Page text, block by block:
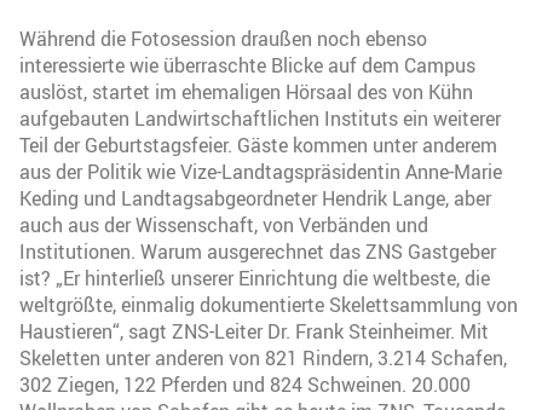
Während die Fotosession draußen noch ebenso
interessierte wie überraschte Blicke auf dem Campus
auslöst, startet im ehemaligen Hörsaal des von Kühn
aufgebauten Landwirtschaftlichen Instituts ein weiterer
Teil der Geburtstagsfeier. Gäste kommen unter anderem
aus der Politik wie Vize-Landtagspräsidentin Anne-Marie
Keding und Landtagsabgeordneter Hendrik Lange, aber
auch aus der Wissenschaft, von Verbänden und
Institutionen. Warum ausgerechnet das ZNS Gastgeber
ist? „Er hinterließ unserer Einrichtung die weltbeste, die
weltgrößte, einmalig dokumentierte Skelettsammlung von
Haustieren“, sagt ZNS-Leiter Dr. Frank Steinheimer. Mit
Skeletten unter anderen von 821 Rindern, 3.214 Schafen,
302 Ziegen, 122 Pferden und 824 Schweinen. 20.000